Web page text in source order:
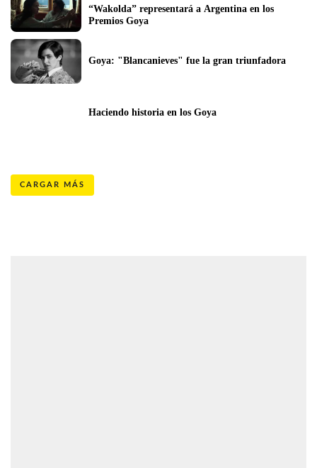
“Wakolda” representará a Argentina en los
Premios Goya
Goya: "Blancanieves" fue la gran triunfadora
Haciendo historia en los Goya
CARGAR MÁS